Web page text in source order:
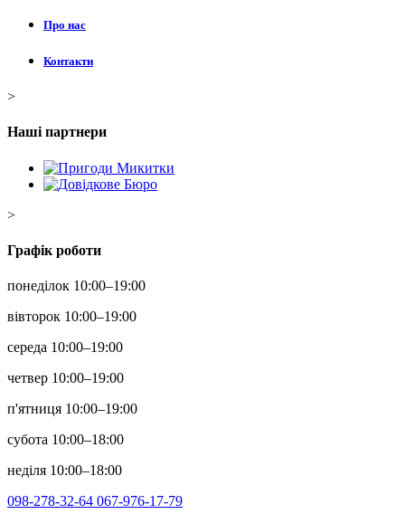
Про нас
Контакти
>
Наші партнери
>
Графік роботи
понеділок 10:00–19:00
вівторок 10:00–19:00
середа 10:00–19:00
четвер 10:00–19:00
п'ятниця 10:00–19:00
субота 10:00–18:00
неділя 10:00–18:00
098-278-32-64 067-976-17-79